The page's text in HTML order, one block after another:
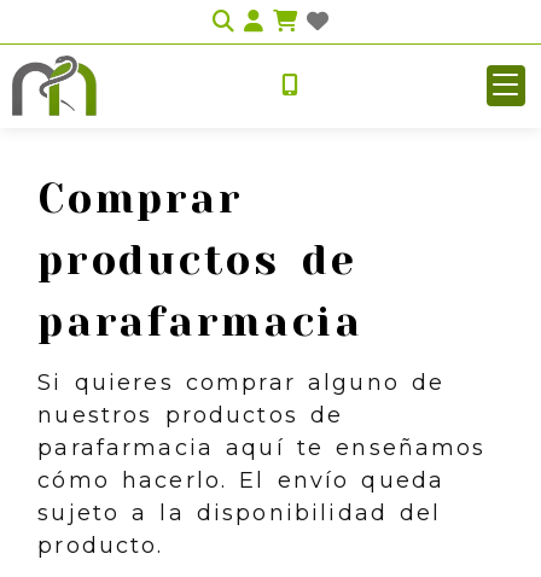
Identifícate
Comprar
productos de
parafarmacia
Si quieres comprar alguno de
nuestros productos de
parafarmacia aquí te enseñamos
cómo hacerlo. El envío queda
sujeto a la disponibilidad del
producto.